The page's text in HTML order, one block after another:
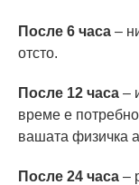
После 6 часа –
отсто.
После 12 часа –
време е
вашата физичка
После 24 часа –